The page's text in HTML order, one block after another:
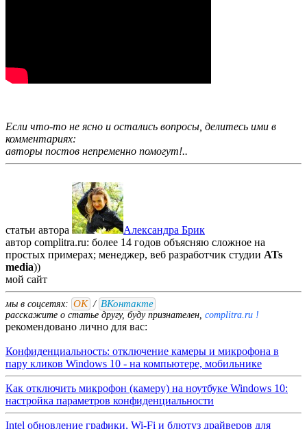
Если что-то не ясно и остались вопросы, делитесь ими в
комментариях:
авторы постов непременно помогут!..
статьи автора
Александра Брик
автор complitra.ru: более 14 годов объясняю сложное на
простых примерах; менеджер, веб разработчик студии ATs
media))
мой сайт
мы в соцсетях: ОК / ВКонтакте
расскажите о статье другу, буду признателен, complitra.ru !
рекомендовано лично для вас:
Конфиденциальность: отключение камеры и микрофона в
пару кликов Windows 10 - на компьютере, мобильнике
Как отключить микрофон (камеру) на ноутбуке Windows 10:
настройка параметров конфиденциальности
Intel обновление графики, Wi-Fi и блютуз драйверов для